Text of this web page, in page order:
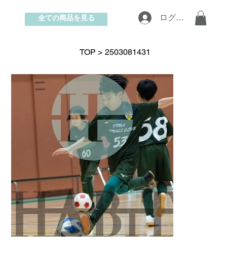
お問い合わせ
ログイン
全ての商品を見る
TOP > 2503081431